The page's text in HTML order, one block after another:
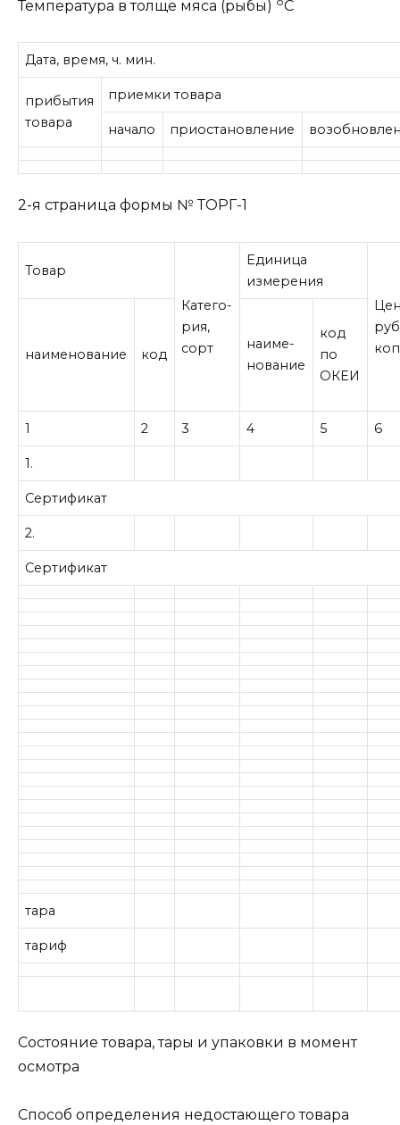
Температура в толще мяса (рыбы) С
Дата, время, ч. мин.
прибытия
товара
приемки товара
начало приостановление
2-я страница формы № ТОРГ-1
Товар
Катего-
рия,
сорт
Единица
измерения
наименование код
наиме­
нование
код
по
ОКЕИ
1 2 3 4 5 6
1.
Сертификат
2.
Сертификат
тара
тариф
Состояние товара, тары и упаковки в момент
осмотра
Способ определения недостающего товара